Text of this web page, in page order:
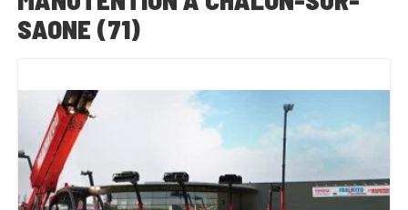
SAONE (71)